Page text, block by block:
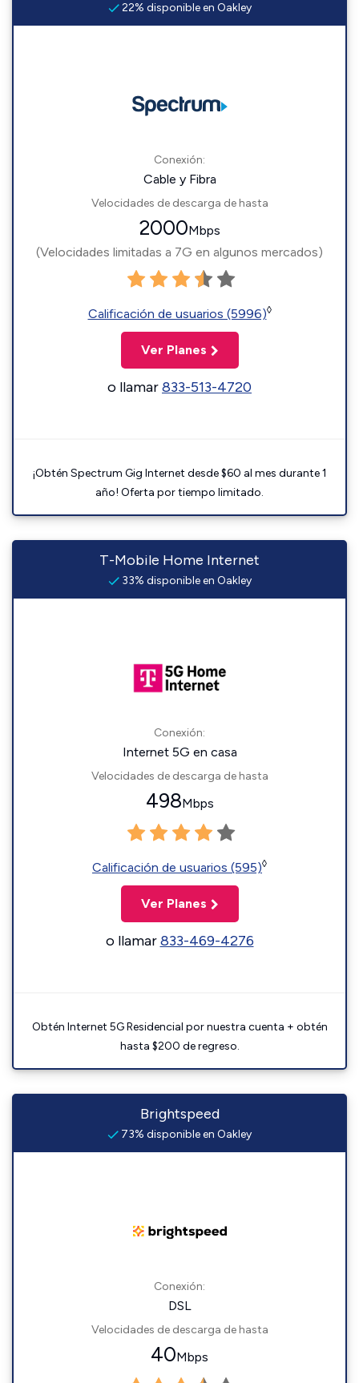
22% disponible en Oakley
Conexión:
Cable y Fibra
Velocidades de descarga de hasta
2000Mbps
(Velocidades limitadas a 7G en algunos mercados)
Calificación de usuarios (5996)◊
Ver Planes
o llamar833-513-4720
¡Obtén Spectrum Gig Internet desde $60 al mes durante 1
año! Oferta por tiempo limitado.
T-Mobile Home Internet
33% disponible en Oakley
Conexión:
Internet 5G en casa
Velocidades de descarga de hasta
498Mbps
Calificación de usuarios (595)◊
Ver Planes
o llamar833-469-4276
Obtén Internet 5G Residencial por nuestra cuenta + obtén
hasta $200 de regreso.
Brightspeed
73% disponible en Oakley
Conexión:
DSL
Velocidades de descarga de hasta
40Mbps